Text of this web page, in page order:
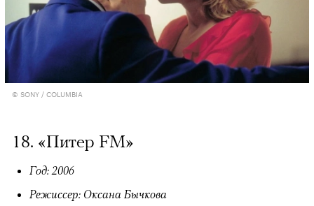
© SONY / COLUMBIA
18. «Питер FM»
Год: 2006
Режиссер: Оксана Бычкова